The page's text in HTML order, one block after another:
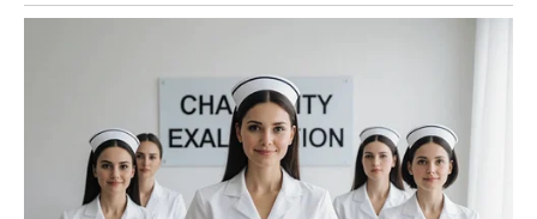
Ne bežite od razgovora koji mogu promeniti budućnost.
Jarac OVARUJE SE NAJVEĆA